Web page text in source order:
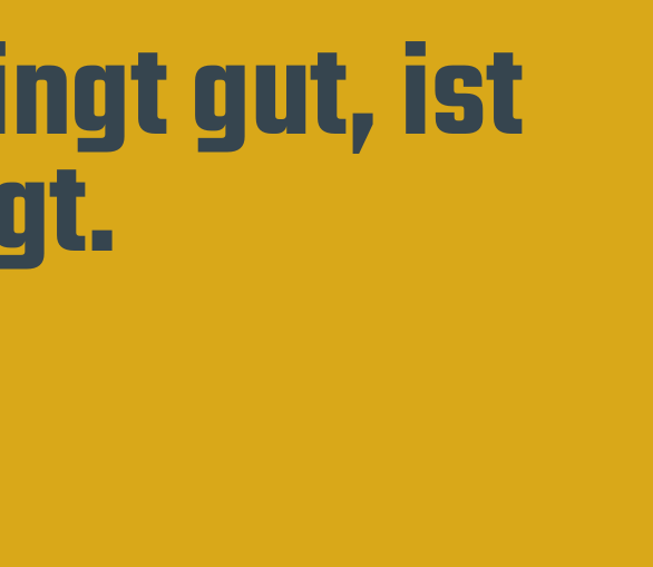
gut, ist